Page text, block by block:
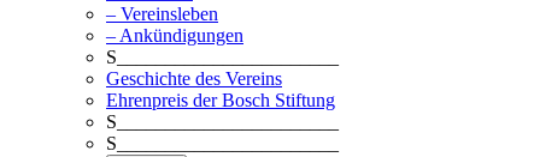
– Vereinsleben
– Ankündigungen
S_______________________
Geschichte des Vereins
Ehrenpreis der Bosch Stiftung
S_______________________
S_______________________